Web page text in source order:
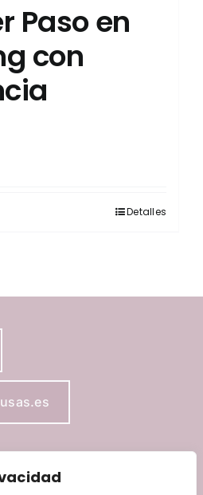
Paso en
con
Detalles